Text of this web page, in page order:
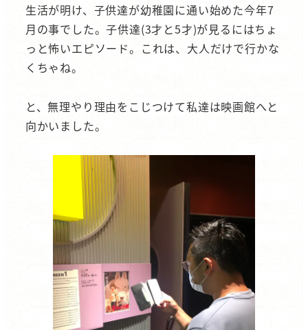
生活が明け、子供達が幼稚園に通い始めた今年7
月の事でした。子供達(3才と5才)が見るにはちょ
っと怖いエピソード。これは、大人だけで行かな
くちゃね。
と、無理やり理由をこじつけて私達は映画館へと
向かいました。